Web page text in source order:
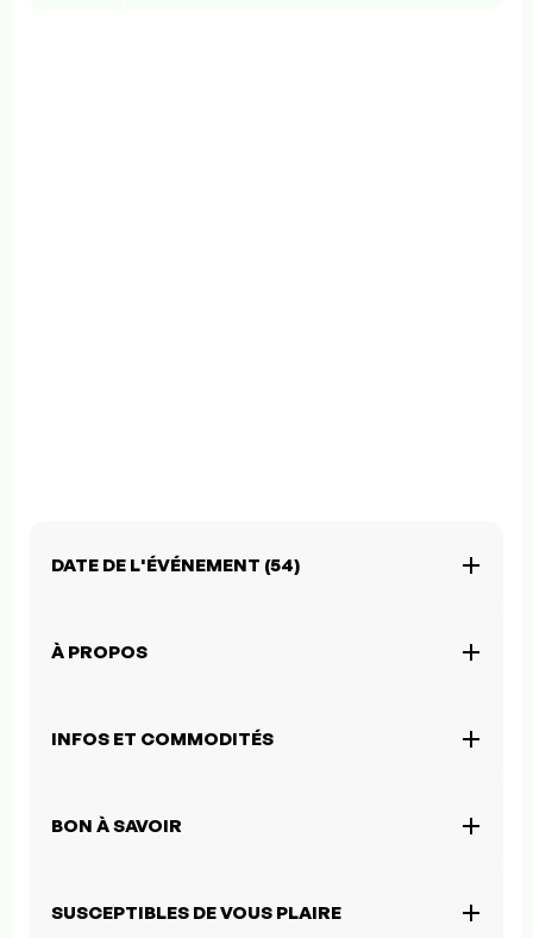
DATE DE L'ÉVÉNEMENT (54)
À PROPOS
INFOS ET COMMODITÉS
BON À SAVOIR
SUSCEPTIBLES DE VOUS PLAIRE